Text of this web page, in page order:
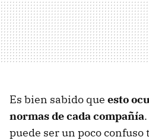
Es bien sabido que esto
normas de cada compañía
puede ser un poco confuso